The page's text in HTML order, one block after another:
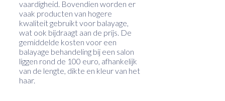
vaardigheid. Bovendien worden er
vaak producten van hogere
kwaliteit gebruikt voor balayage,
wat ook bijdraagt aan de prijs. De
gemiddelde kosten voor een
balayage behandeling bij een salon
liggen rond de 100 euro, afhankelijk
van de lengte, dikte en kleur van het
haar.